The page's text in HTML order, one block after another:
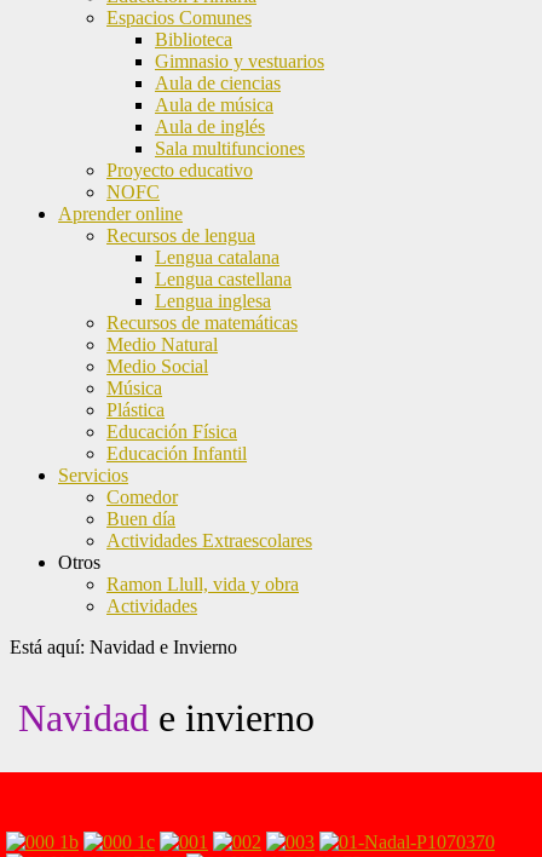
Espacios Comunes
Biblioteca
Gimnasio y vestuarios
Aula de ciencias
Aula de música
Aula de inglés
Sala multifunciones
Proyecto educativo
NOFC
Aprender online
Recursos de lengua
Lengua catalana
Lengua castellana
Lengua inglesa
Recursos de matemáticas
Medio Natural
Medio Social
Música
Plástica
Educación Física
Educación Infantil
Servicios
Comedor
Buen día
Actividades Extraescolares
Otros
Ramon Llull, vida y obra
Actividades
Está aquí: Navidad e Invierno
Navidad e invierno